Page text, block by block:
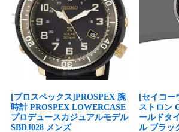
[プロスペックス]PROSPEX 腕
時計 PROSPEX LOWERCASE
プロデュースカジュアルモデル
SBDJ028 メンズ
[セイコー
ストロン
ールドタ
ル ブラッ